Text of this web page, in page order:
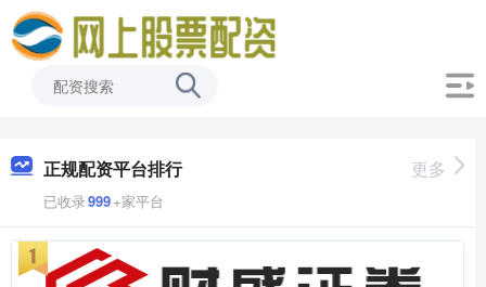
正规配资平台排行
已收录999+家平台
更多